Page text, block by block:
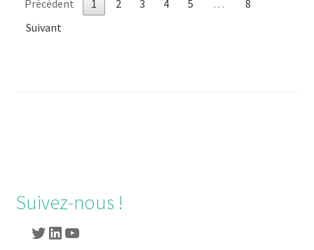
Précédent
1 2 3 4 5 …
8
Suivant
l’article
Suivez-nous !
Twitter
LinkedIn
YouTube